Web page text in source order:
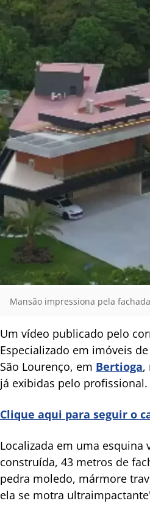
Mansão impressiona pela
Um vídeo publicado pelo
Especializado em imóveis
São Lourenço, em Bertioga,
já exibidas pelo profissional.
Clique aqui para seguir o
Localizada em uma esquina
construída, 43 metros de
pedra moledo, mármore
ela se motra